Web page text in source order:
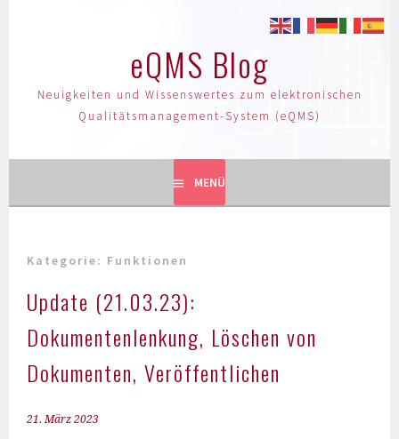
eQMS Blog
Neuigkeiten und Wissenswertes zum elektronischen
Qualitätsmanagement-System (eQMS)
MENÜ
Kategorie: Funktionen
Update (21.03.23):
Dokumentenlenkung, Löschen von
Dokumenten, Veröffentlichen
21. März 2023